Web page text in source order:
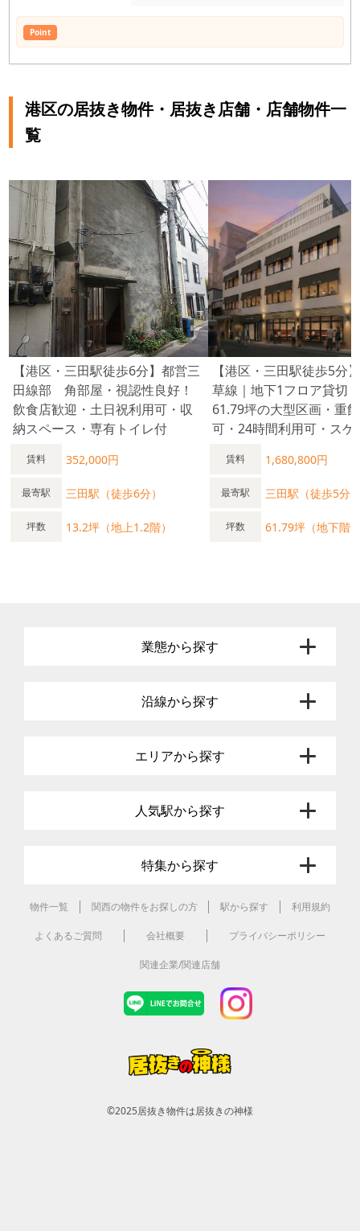
Point
港区の居抜き物件・居抜き店舗・店舗物件一
覧
【港区・三田駅徒歩6分】都営三
⽥線部 角部屋・視認性良好！
飲食店歓迎・土日祝利用可・収
納スペース・専有トイレ付
賃料 352,000円
最寄駅 三田駅（徒歩6分）
坪数 13.2坪（地上1.2階）
【港区・三田駅徒歩5分
草線｜地下1フロア貸切
61.79坪の大型区画・重
可・24時間利用可・スケ
賃料 1,680,800円
最寄駅 三田駅（徒歩5分
坪数 61.79坪（地下階
業態から探す
沿線から探す
エリアから探す
人気駅から探す
特集から探す
物件一覧 関西の物件をお探しの方 駅から探す 利用規約
よくあるご質問 会社概要 プライバシーポリシー
関連企業/関連店舗
©2025居抜き物件は居抜きの神様